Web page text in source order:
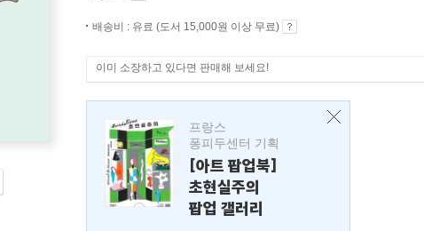
배송비 : 유료 (도서 15,000원 이상 무료)
이미 소장하고 있다면 판매해 보세요!
프랑스
퐁피두센터 기획
[아트 팝업북]
초현실주의
팝업 갤러리